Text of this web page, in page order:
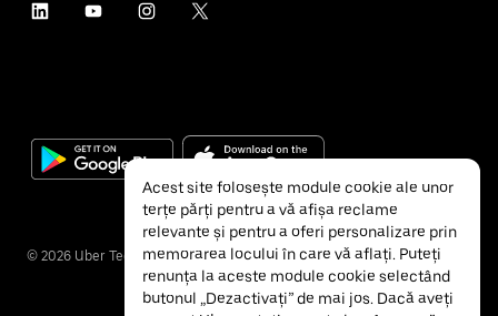
© 2026 Uber Technologies Inc.
Acest site folosește module cookie ale unor
terțe părți pentru a vă afișa reclame
relevante și pentru a oferi personalizare prin
memorarea locului în care vă aflați. Puteți
renunța la aceste module cookie selectând
butonul „Dezactivați” de mai jos. Dacă aveți